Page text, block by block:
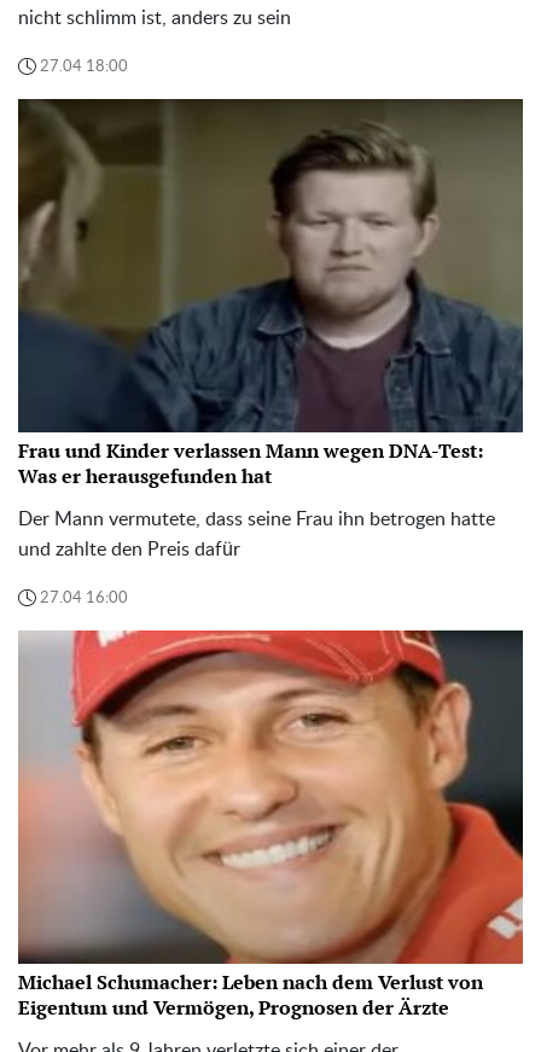
nicht schlimm ist, anders zu sein
27.04 18:00
Frau und Kinder verlassen Mann wegen DNA-Test:
Was er herausgefunden hat
Der Mann vermutete, dass seine Frau ihn betrogen hatte
und zahlte den Preis dafür
27.04 16:00
Michael Schumacher: Leben nach dem Verlust von
Eigentum und Vermögen, Prognosen der Ärzte